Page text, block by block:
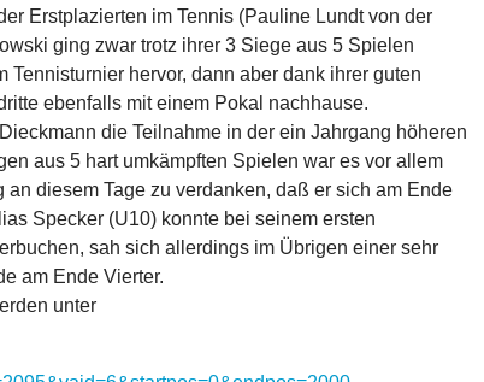
Erstplazierten im Tennis (Pauline Lundt von der
ging zwar trotz ihrer 3 Siege aus 5 Spielen
hervor, dann aber dank ihrer guten
ebenfalls mit einem Pokal nachhause.
die Teilnahme in der ein Jahrgang höheren
aus 5 hart umkämpften Spielen war es vor allem
diesem Tage zu verdanken, daß er sich am Ende
Specker (U10) konnte bei seinem ersten
sah sich allerdings im Übrigen einer sehr
am Ende Vierter.
unter